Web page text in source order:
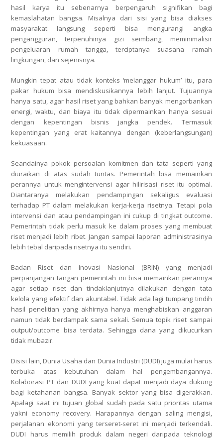
hasil karya itu sebenarnya berpengaruh signifikan bagi
kemaslahatan bangsa. Misalnya dari sisi yang bisa diakses
masyarakat langsung seperti bisa mengurangi angka
pengangguran, terpenuhinya gizi seimbang, meminimalisir
pengeluaran rumah tangga, terciptanya suasana ramah
lingkungan, dan sejenisnya.
Mungkin tepat atau tidak konteks ‘melanggar hukum’ itu, para
pakar hukum bisa mendiskusikannya lebih lanjut. Tujuannya
hanya satu, agar hasil riset yang bahkan banyak mengorbankan
energi, waktu, dan biaya itu tidak dipermainkan hanya sesuai
dengan kepentingan bisnis jangka pendek. Termasuk
kepentingan yang erat kaitannya dengan (keberlangsungan)
kekuasaan.
Seandainya pokok persoalan komitmen dan tata seperti yang
diuraikan di atas sudah tuntas. Pemerintah bisa memainkan
perannya untuk mengintervensi agar hilirisasi riset itu optimal.
Diantaranya melakukan pendampingan sekaligus evaluasi
terhadap PT dalam melakukan kerja-kerja risetnya. Tetapi pola
intervensi dan atau pendampingan ini cukup di tingkat outcome.
Pemerintah tidak perlu masuk ke dalam proses yang membuat
riset menjadi lebih ribet. Jangan sampai laporan administrasinya
lebih tebal daripada risetnya itu sendiri.
Badan Riset dan Inovasi Nasional (BRIN) yang menjadi
perpanjangan tangan pemerintah ini bisa memainkan perannya
agar setiap riset dan tindaklanjutnya dilakukan dengan tata
kelola yang efektif dan akuntabel. Tidak ada lagi tumpang tindih
hasil penelitian yang akhirnya hanya menghabiskan anggaran
namun tidak berdampak sama sekali. Semua topik riset sampai
output/outcome bisa terdata. Sehingga dana yang dikucurkan
tidak mubazir.
Disisi lain, Dunia Usaha dan Dunia Industri (DUDI) juga mulai harus
terbuka atas kebutuhan dalam hal pengembangannya.
Kolaborasi PT dan DUDI yang kuat dapat menjadi daya dukung
bagi ketahanan bangsa. Banyak sektor yang bisa digerakkan.
Apalagi saat ini tujuan global sudah pada satu prioritas utama
yakni economy recovery. Harapannya dengan saling mengisi,
perjalanan ekonomi yang terseret-seret ini menjadi terkendali.
DUDI harus memilih produk dalam negeri daripada teknologi